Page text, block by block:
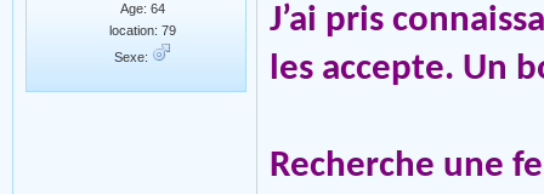
Age: 64
location: 79
Sexe:
J’ai pris
les accepte. Un
Recherche une